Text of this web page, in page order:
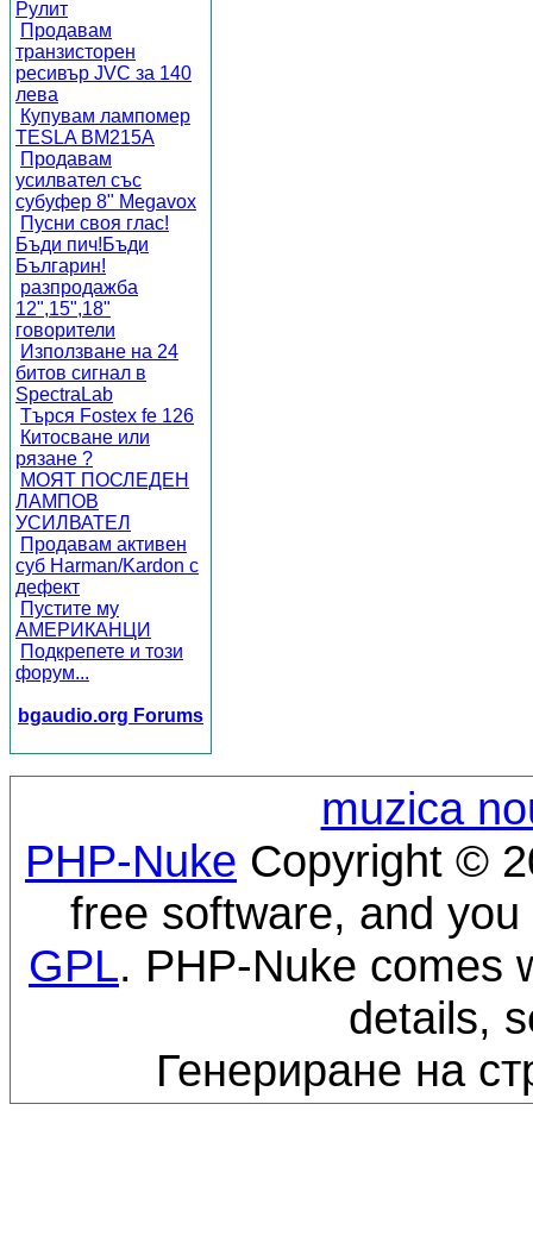
Рулит
Продавам
транзисторен
ресивър JVC за 140
лева
Купувам лампомер
TESLA BM215A
Продавам
усилвател със
субуфер 8" Megavox
Пусни своя глас!
Бъди пич!Бъди
Българин!
разпродажба
12",15",18"
говорители
Използване на 24
битов сигнал в
SpectraLab
Търся Fostex fe 126
Китосване или
рязане ?
МОЯТ ПОСЛЕДЕН
ЛАМПОВ
УСИЛВАТЕЛ
Продавам активен
суб Harman/Kardon с
дефект
Пустите му
АМЕРИКАНЦИ
Подкрепете и този
форум...
bgaudio.org Forums
muzica
PHP-Nuke Copyright ©
free software, and
GPL. PHP-Nuke comes
details,
Генериране на